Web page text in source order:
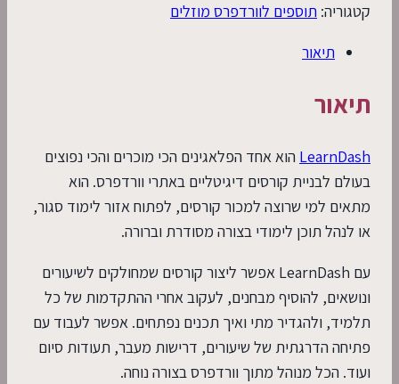
רישיון
לקורסים
בוורדפרס
מחיר
מוזל
לשנה
קטגוריה: תוספים לוורדפרס מוזלים
תיאור
תיאור
LearnDash הוא אחד הפלאגינים הכי מוכרים והכי נפוצים
בעולם לבניית קורסים דיגיטליים באתרי וורדפרס. הוא
מתאים למי שרוצה למכור קורסים, לפתוח אזור לימוד סגור,
או לנהל תוכן לימודי בצורה מסודרת וברורה.
עם LearnDash אפשר ליצור קורסים שמחולקים לשיעורים
ונושאים, להוסיף מבחנים, לעקוב אחרי ההתקדמות של כל
תלמיד, ולהגדיר מתי ואיך תכנים נפתחים. אפשר לעבוד עם
פתיחה הדרגתית של שיעורים, דרישות מעבר, תעודות סיום
ועוד. הכל מנוהל מתוך וורדפרס בצורה נוחה.